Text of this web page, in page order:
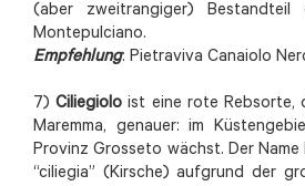
(aber zweitrangiger)
Montepulciano.
Empfehlung: Pietraviva Canaiolo
7)Ciliegioloist eine rote Rebsorte,
Maremma, genauer: im
Provinz Grosseto wächst. Der
“ciliegia” (Kirsche) aufgrund der